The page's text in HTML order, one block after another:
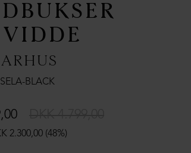
BLACK
2.300,00 (48%)